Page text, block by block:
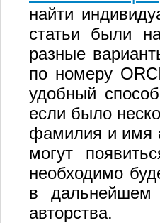
найти
статьи были
разные
по номеру
удобный
если было
фамилия и имя
могут
необходимо
в дальнейшем
авторства.